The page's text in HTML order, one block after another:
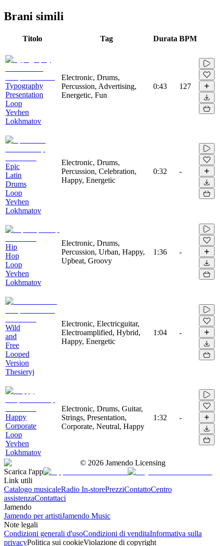
Brani simili
Titolo Tag Durata BPM
Typography
Presentation
Loop
Yevhen
Lokhmatov
Electronic, Drums,
Percussion, Advertising,
Energetic, Fun
0:43 127
Epic
Latin
Drums
Loop
Yevhen
Lokhmatov
Electronic, Drums,
Percussion, Celebration,
Happy, Energetic
0:32 -
Hip
Hop
Loop
Yevhen
Lokhmatov
Electronic, Drums,
Percussion, Urban, Happy,
Upbeat, Groovy
1:36 -
Wild
and
Free
Looped
Version
Thesieryj
Electronic, Electricguitar,
Electroamplified, Hybrid,
Happy, Energetic
1:04 -
Happy
Corporate
Loop
Yevhen
Lokhmatov
Electronic, Drums, Guitar,
Strings, Presentation,
Corporate, Neutral, Happy
1:32 -
© 2026 Jamendo Licensing
Scarica l'app
Link utili
Catalogo musicaleRadio In-storePrezziContattoCentro
assistenzaContattaci
Jamendo
Jamendo per artistiJamendo Music
Note legali
Condizioni generali d'usoCondizioni di venditaInformativa sulla
privacyPolitica sui cookieViolazione di copyright